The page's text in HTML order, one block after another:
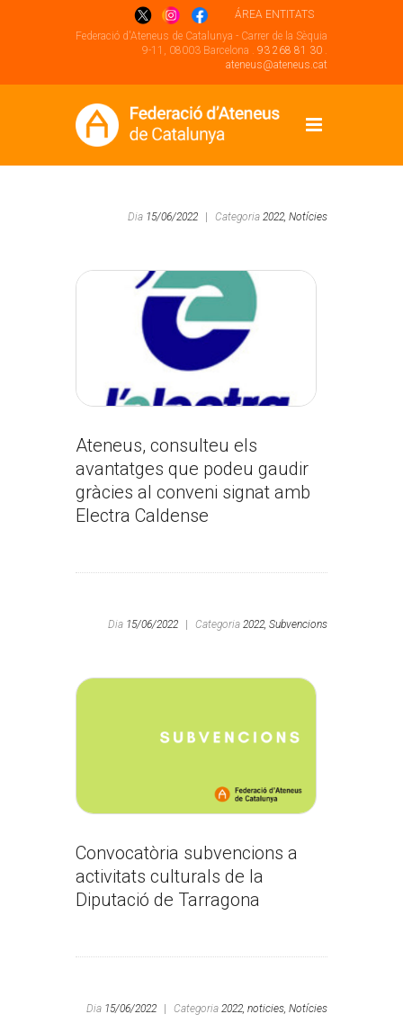
ÁREA ENTITATS
Federació d'Ateneus de Catalunya - Carrer de la Sèquia
9-11, 08003 Barcelona . 93 268 81 30 .
ateneus@ateneus.cat
Dia 15/06/2022 Categoria 2022, Notícies
Ateneus, consulteu els
avantatges que podeu gaudir
gràcies al conveni signat amb
Electra Caldense
Dia 15/06/2022 Categoria 2022, Subvencions
Convocatòria subvencions a
activitats culturals de la
Diputació de Tarragona
Dia 15/06/2022 Categoria 2022, noticies, Notícies